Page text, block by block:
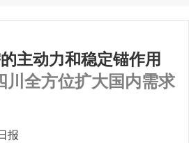
主动力和稳定锚作用
全方位扩大国内需求
报